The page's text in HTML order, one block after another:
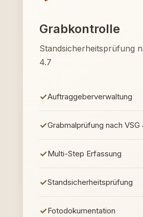
Grabkontrolle
Standsicherheitsprüfung
4.7
Auftraggeberverwaltung
Grabmalprüfung nach VSG
Multi-Step Erfassung
Standsicherheitsprüfung
Fotodokumentation